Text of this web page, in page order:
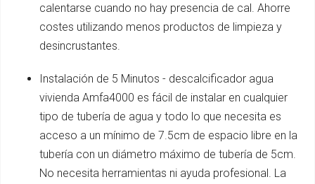
calentarse cuando no hay presencia de cal. Ahorre
costes utilizando menos productos de limpieza y
desincrustantes.
Instalación de 5 Minutos - descalcificador agua
vivienda Amfa4000 es fácil de instalar en cualquier
tipo de tubería de agua y todo lo que necesita es
acceso a un mínimo de 7.5cm de espacio libre en la
tubería con un diámetro máximo de tubería de 5cm.
No necesita herramientas ni ayuda profesional. La